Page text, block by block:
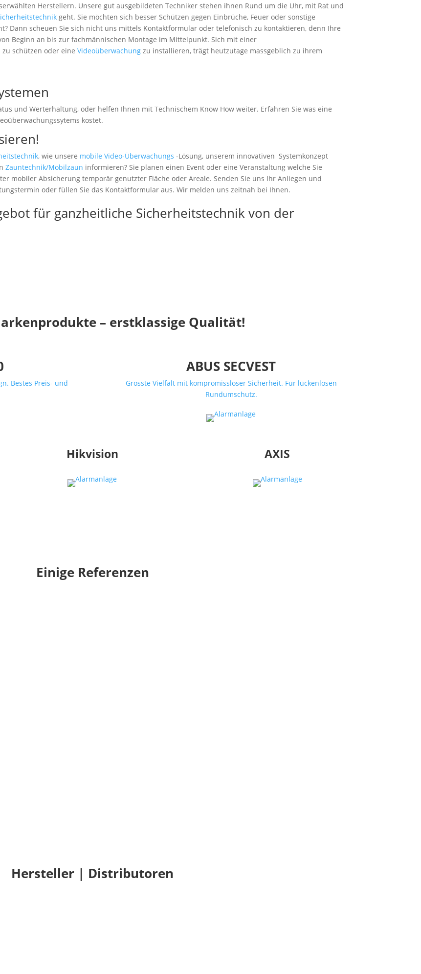
Herstellern. Unsere gut ausgebildeten Techniker stehen ihnen Rund um die Uhr, mit Rat und
geht. Sie möchten sich besser Schützen gegen Einbrüche, Feuer oder sonstige
Dann scheuen Sie sich nicht uns mittels Kontaktformular oder telefonisch zu kontaktieren, denn Ihre
Beginn an bis zur fachmännischen Montage im Mittelpunkt. Sich mit einer
zu schützen oder eineVideoüberwachung zu installieren, trägt heutzutage massgeblich zu ihrem
und Werterhaltung, oder helfen Ihnen mit Technischem Know How weiter. Erfahren Sie was eine
kostet.
, wie unsere mobile Video-Überwachungs -Lösung, unserem innovativen Systemkonzept
Zauntechnik/Mobilzaun informieren? Sie planen einen Event oder eine Veranstaltung welche Sie
mobiler Absicherung temporär genutzter Fläche oder Areale. Senden Sie uns Ihr Anliegen und
oder füllen Sie das Kontaktformular aus. Wir melden uns zeitnah bei Ihnen.
für ganzheitliche Sicherheitstechnik von der
– erstklassige Qualität!
Bestes Preis- und
ABUS SECVEST
Grösste Vielfalt mit kompromissloser Sicherheit. Für lückenlosen
Rundumschutz.
Hikvision AXIS
Einige Referenzen
Hersteller | Distributoren